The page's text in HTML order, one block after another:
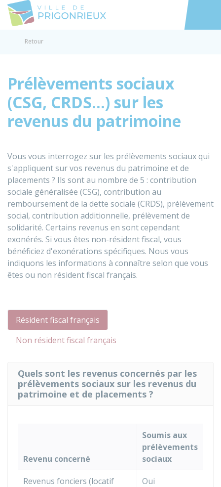
Accéder
Retour
Prélèvements sociaux
(CSG, CRDS...) sur les
revenus du patrimoine
Vous vous interrogez sur les prélèvements sociaux qui
s'appliquent sur vos revenus du patrimoine et de
placements ? Ils sont au nombre de 5 : contribution
sociale généralisée (CSG), contribution au
remboursement de la dette sociale (CRDS), prélèvement
social, contribution additionnelle, prélèvement de
solidarité. Certains revenus en sont cependant
exonérés. Si vous êtes non-résident fiscal, vous
bénéficiez d'exonérations spécifiques. Nous vous
indiquons les informations à connaître selon que vous
êtes ou non résident fiscal français.
Résident fiscal français
Non résident fiscal français
Quels sont les revenus concernés par les
prélèvements sociaux sur les revenus du
patrimoine et de placements ?
Revenu concerné
Soumis aux
prélèvements
sociaux
Revenus fonciers (locatif
Oui